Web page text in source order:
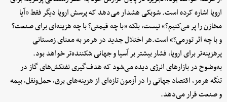
اروپا اشاره کرده است. شوبکی هشدار می‌دهد که پرسش اروپا دیگر فقط «آیا
مخازن را پر می‌کنیم؟» نیست، بلکه «با چه قیمتی؟ با چه هزینه‌ای برای صنعت؟
و با چه اثر تورمی؟» است.هر اختلال جدید در هرمز به معنای زمستانی
پرهزینه‌تر برای اروپا، فشار بیشتر بر آسیا و جهانی شکننده‌تر خواهد بود.
به‌وضوح در بازارهای انرژی دیده می‌شود که هدف‌گیری نفتکش‌های گاز در
تنگه هرمز، اقتصاد جهانی را در آزمون تازه‌ای از هزینه‌های برق، حمل‌ونقل، بیمه
و صنعت قرار می‌دهد.